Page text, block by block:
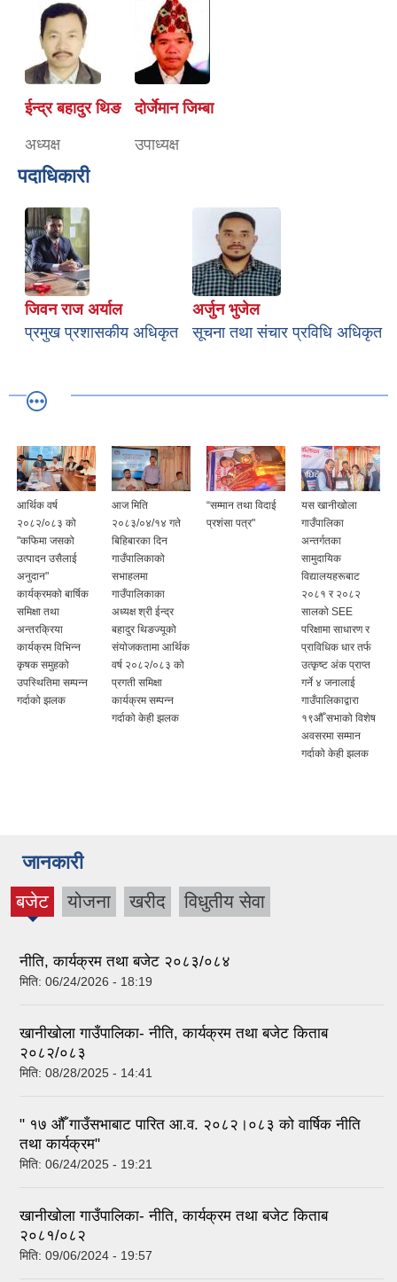
ईन्द्र बहादुर थिङ
अध्यक्ष
दोर्जेमान जिम्बा
उपाध्यक्ष
पदाधिकारी
जिवन राज अर्याल
प्रमुख प्रशासकीय अधिकृत
अर्जुन भुजेल
सूचना तथा संचार प्रविधि अधिकृत
आर्थिक वर्ष
२०८२/०८३ को
"कफिमा जसको
उत्पादन उसैलाई
अनुदान"
कार्यक्रमको बार्षिक
समिक्षा तथा
अन्तरक्रिया
कार्यक्रम विभिन्न
कृषक समुहको
उपस्थितिमा सम्पन्न
गर्दाको झलक
आज मिति
२०८३/०४/१४ गते
बिहिबारका दिन
गाउँपालिकाको
सभाहलमा
गाउँपालिकाका
अध्यक्ष श्री ईन्द्र
बहादुर थिङज्यूको
संयोजकतामा आर्थिक
वर्ष २०८२/०८३ को
प्रगती समिक्षा
कार्यक्रम सम्पन्न
गर्दाको केही झलक
“सम्मान तथा विदाई
प्रशंसा पत्र"
यस खानीखोला
गाउँपालिका
अन्तर्गतका
सामुदायिक
विद्यालयहरूबाट
२०८१ र २०८२
सालको SEE
परिक्षामा साधारण र
प्राविधिक धार तर्फ
उत्कृष्ट अंक प्राप्त
गर्ने ४ जनालाई
गाउँपालिकाद्वारा
१९औँ सभाको विशेष
अवसरमा सम्मान
गर्दाको केही झलक
जानकारी
बजेट
(active
योजना खरीद विधुतीय सेवा
नीति, कार्यक्रम तथा बजेट २०८३/०८४
मिति: 06/24/2026 - 18:19
खानीखोला गाउँपालिका- नीति, कार्यक्रम तथा बजेट किताब
२०८२/०८३
मिति: 08/28/2025 - 14:41
" १७ औँ गाउँसभाबाट पारित आ.व. २०८२।०८३ को वार्षिक नीति
तथा कार्यक्रम"
मिति: 06/24/2025 - 19:21
खानीखोला गाउँपालिका- नीति, कार्यक्रम तथा बजेट किताब
२०८१/०८२
मिति: 09/06/2024 - 19:57